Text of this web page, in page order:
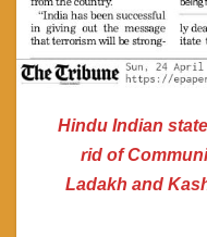
Hindu Indian
rid of
Ladakh and